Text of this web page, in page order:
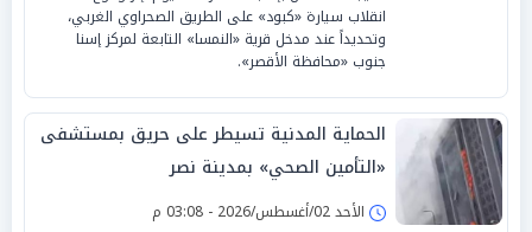
انقلاب سيارة «كبود» على الطريق الصحراوي الغربي،
وتحديداً عند مدخل قرية «النمسا» التابعة لمركز إسنا
جنوب «محافظة الأقصر».
الحماية المدنية تسيطر على حريق بمستشفى
«التأمين الصحي» بمدينة نصر
الأحد 02/أغسطس/2026 - 03:08 م